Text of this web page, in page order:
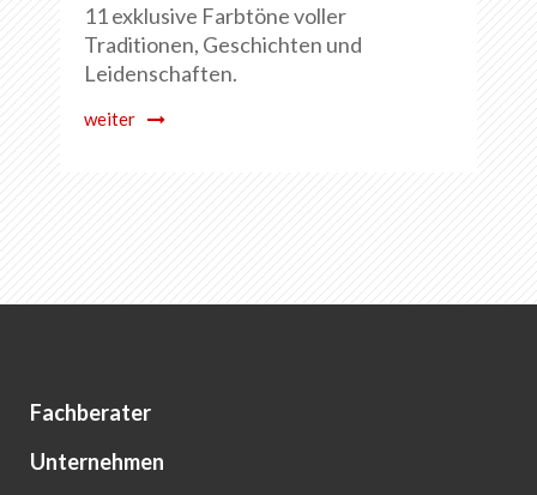
11 exklusive Farbtöne voller
Traditionen, Geschichten und
Leidenschaften.
weiter
Fachberater
Unternehmen